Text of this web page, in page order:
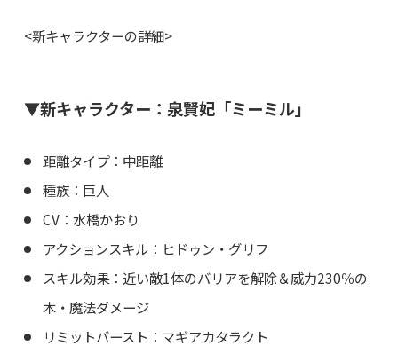
<新キャラクターの詳細>
▼新キャラクター：泉賢妃「ミーミル」
距離タイプ：中距離
種族：巨人
CV：水橋かおり
アクションスキル：ヒドゥン・グリフ
スキル効果：近い敵1体のバリアを解除＆威力230％の
木・魔法ダメージ
リミットバースト：マギアカタラクト